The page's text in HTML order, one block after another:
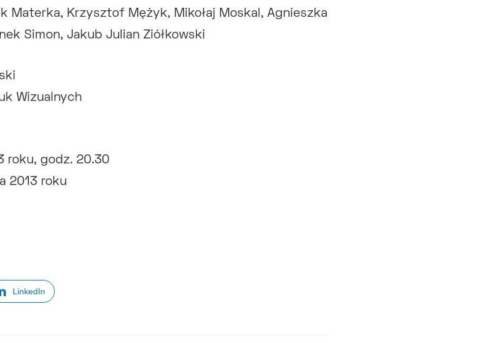
Materka, Krzysztof Mężyk, Mikołaj Moskal, Agnieszka
Simon, Jakub Julian Ziółkowski
Wizualnych
roku, godz. 20.30
2013 roku
LinkedIn